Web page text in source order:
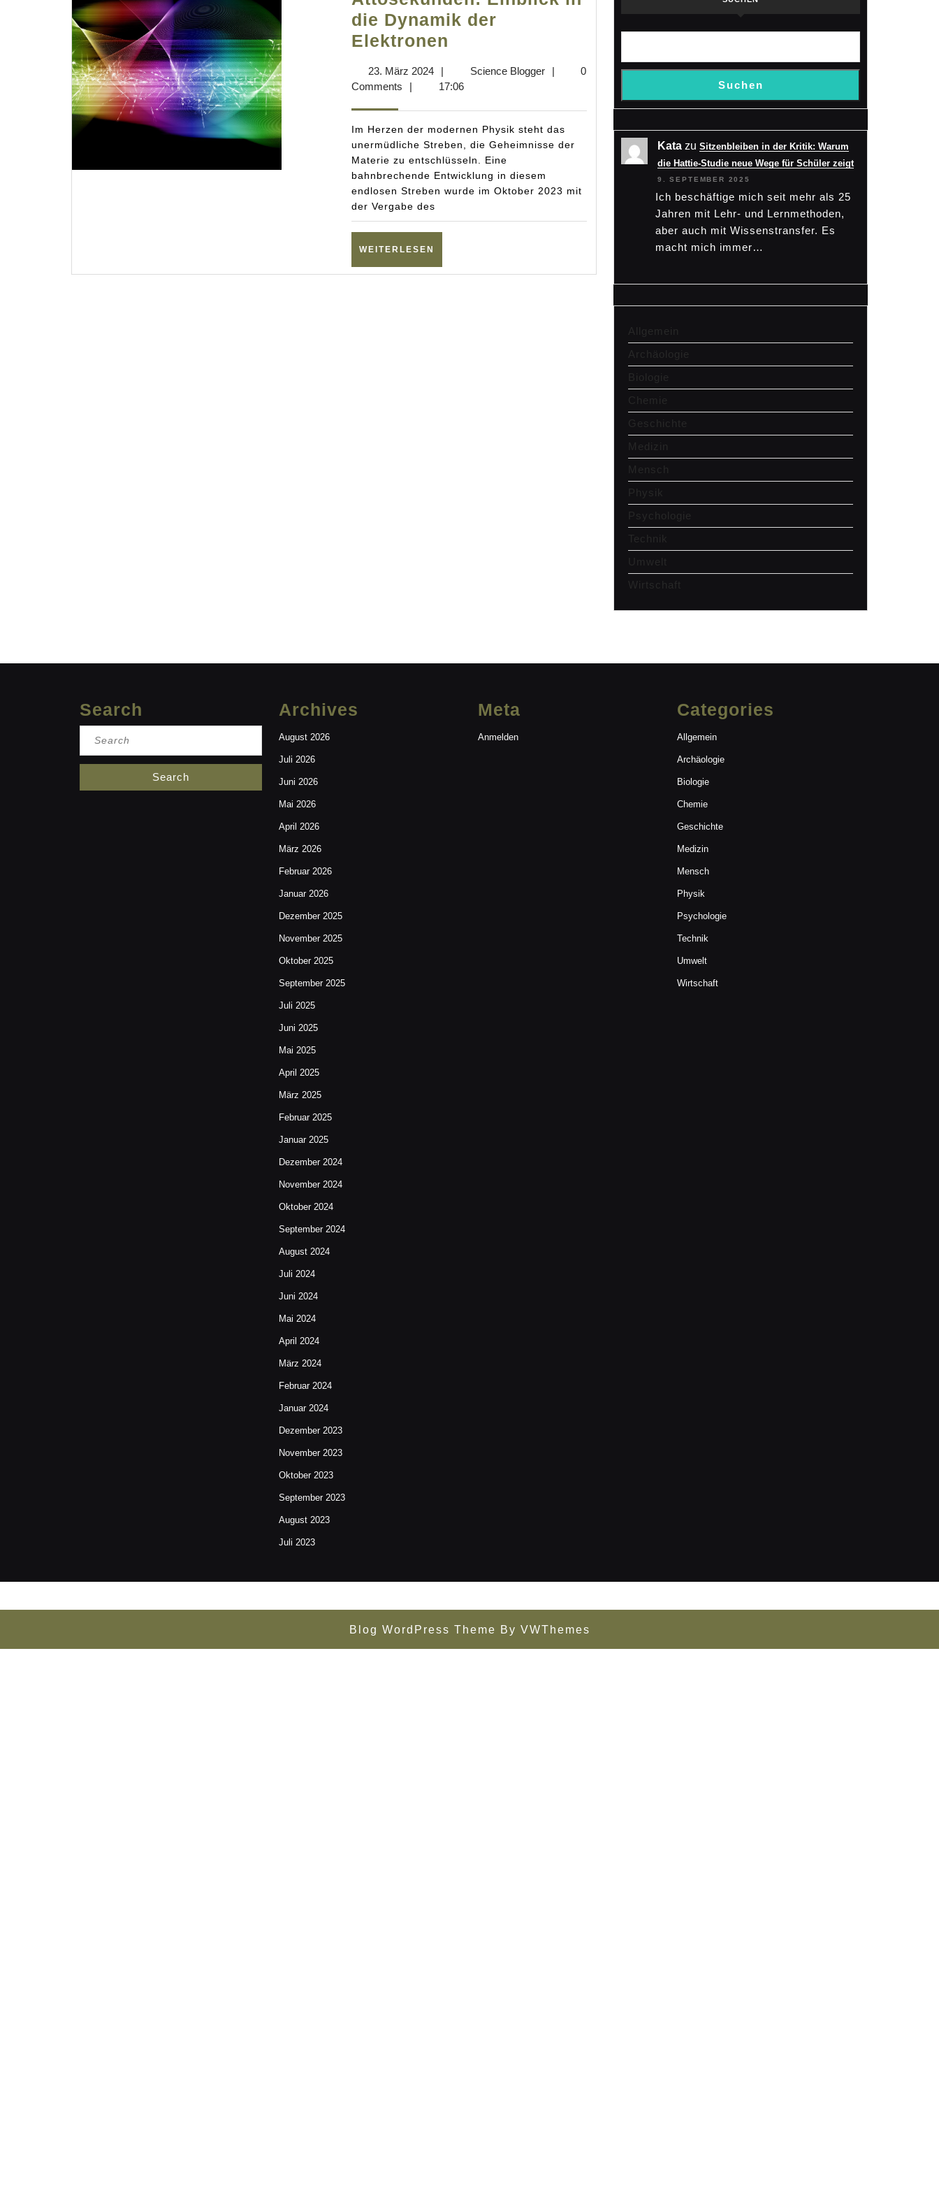
die Dynamik der
Elektronen
der
Einblick
in
die
Dynamik
23. März 202423.
März
| Science BloggerScience
|
0
Comments
| 17:06
Im Herzen der modernen Physik steht das
unermüdliche Streben, die Geheimnisse der
Materie zu entschlüsseln. Eine
bahnbrechende Entwicklung in diesem
endlosen Streben wurde im Oktober 2023 mit
der Vergabe des
WEITERLESEN
Suchen
Kata zu Sitzenbleiben in der Kritik: Warum
die Hattie-Studie neue Wege für Schüler zeigt
9. SEPTEMBER 2025
Ich beschäftige mich seit mehr als 25
Jahren mit Lehr- und Lernmethoden,
aber auch mit Wissenstransfer. Es
macht mich immer…
Allgemein
Archäologie
Biologie
Chemie
Geschichte
Medizin
Mensch
Physik
Psychologie
Technik
Umwelt
Wirtschaft
Search Archives
August 2026
Juli 2026
Juni 2026
Mai 2026
April 2026
März 2026
Februar 2026
Januar 2026
Dezember 2025
November 2025
Oktober 2025
September 2025
Juli 2025
Juni 2025
Mai 2025
April 2025
März 2025
Februar 2025
Januar 2025
Dezember 2024
November 2024
Oktober 2024
September 2024
August 2024
Juli 2024
Juni 2024
Mai 2024
April 2024
März 2024
Februar 2024
Januar 2024
Dezember 2023
November 2023
Oktober 2023
September 2023
August 2023
Juli 2023
Meta
Anmelden
Categories
Allgemein
Archäologie
Biologie
Chemie
Geschichte
Medizin
Mensch
Physik
Psychologie
Technik
Umwelt
Wirtschaft
Blog WordPress Theme By VWThemes